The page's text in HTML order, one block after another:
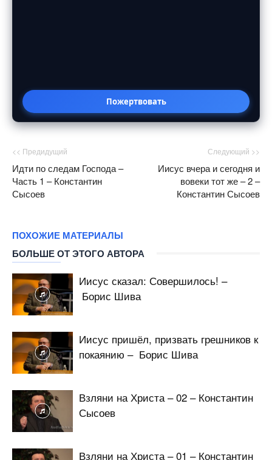
Пожертвовать
<< Предидущий
Идти по следам Господа –
Часть 1 – Константин
Сысоев
Следующий >>
Иисус вчера и сегодня и
вовеки тот же – 2 –
Константин Сысоев
ПОХОЖИЕ МАТЕРИАЛЫ
БОЛЬШЕ ОТ ЭТОГО АВТОРА
Иисус сказал: Совершилось! –
Борис Шива
Иисус пришёл, призвать грешников к
покаянию – Борис Шива
Взляни на Христа – 02 – Константин
Сысоев
Взляни на Христа – 01 – Константин